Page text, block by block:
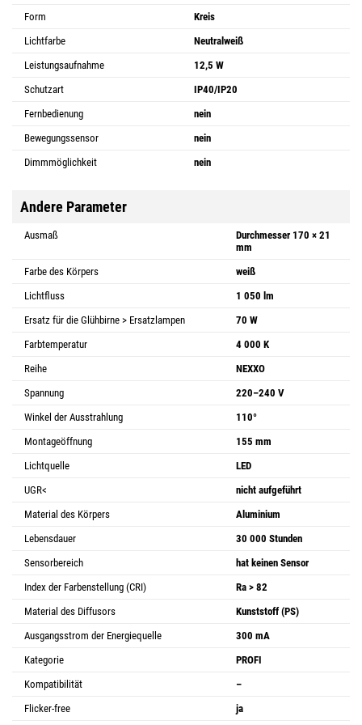
Form
Kreis
Lichtfarbe
Neutralweiß
Leistungsaufnahme
12,5 W
Schutzart
IP40/IP20
Fernbedienung
nein
Bewegungssensor
nein
Dimmmöglichkeit
nein
Andere Parameter
Ausmaß
Durchmesser 170 × 21
mm
Farbe des Körpers
weiß
Lichtfluss
1 050 lm
Ersatz für die Glühbirne > Ersatzlampen
70 W
Farbtemperatur
4 000 K
Reihe
NEXXO
Spannung
220–240 V
Winkel der Ausstrahlung
110°
Montageöffnung
155 mm
Lichtquelle
LED
UGR<
nicht aufgeführt
Material des Körpers
Aluminium
Lebensdauer
30 000 Stunden
Sensorbereich
hat keinen Sensor
Index der Farbenstellung (CRI)
Ra > 82
Material des Diffusors
Kunststoff (PS)
Ausgangsstrom der Energiequelle
300 mA
Kategorie
PROFI
Kompatibilität
–
Flicker-free
ja